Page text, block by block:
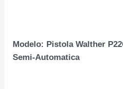
Modelo: Pistola Walther
Semi-Automatica